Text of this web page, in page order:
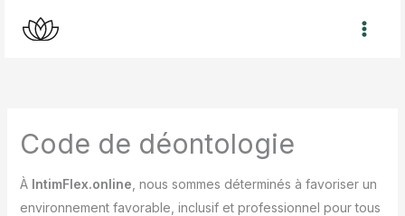
Code de déontologie
À IntimFlex.online , nous sommes déterminés à favoriser un
environnement favorable, inclusif et professionnel pour tous